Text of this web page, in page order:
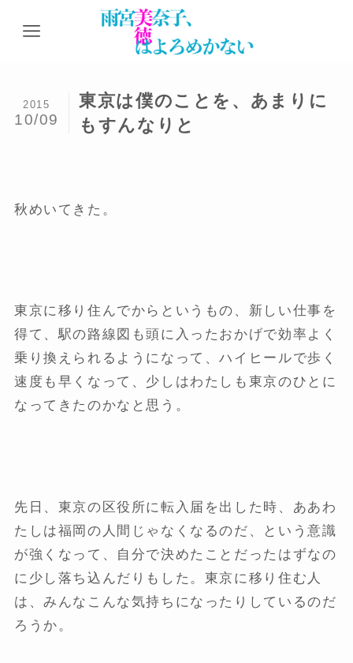
東京は僕のことを、あまりに
もすんなりと
2015
10/09
秋めいてきた。
東京に移り住んでからというもの、新しい仕事を
得て、駅の路線図も頭に入ったおかげで効率よく
乗り換えられるようになって、ハイヒールで歩く
速度も早くなって、少しはわたしも東京のひとに
なってきたのかなと思う。
先日、東京の区役所に転入届を出した時、ああわ
たしは福岡の人間じゃなくなるのだ、という意識
が強くなって、自分で決めたことだったはずなの
に少し落ち込んだりもした。東京に移り住む人
は、みんなこんな気持ちになったりしているのだ
ろうか。